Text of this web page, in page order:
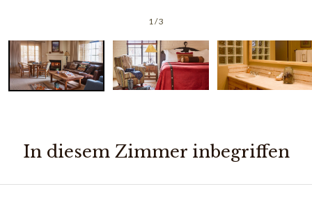
1 /3
In diesem Zimmer inbegriffen